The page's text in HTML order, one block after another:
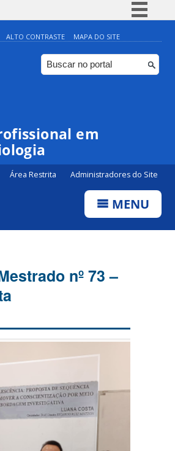
Simplifique!
Comunica BR
Participe
Canais
ALTO CONTRASTE MAPA DO SITE
em
Área Restrita Administradores do Site
MENU
nº 73 –